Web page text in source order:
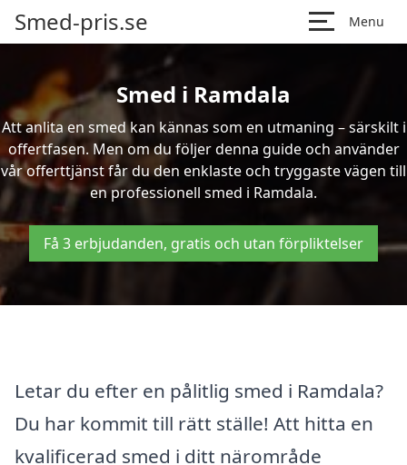
Smed-pris.se Menu
Smed i Ramdala
Att anlita en smed kan kännas som en utmaning – särskilt i
offertfasen. Men om du följer denna guide och använder
vår offerttjänst får du den enklaste och tryggaste vägen till
en professionell smed i Ramdala.
Få 3 erbjudanden, gratis och utan förpliktelser
Letar du efter en pålitlig smed i Ramdala?
Du har kommit till rätt ställe! Att hitta en
kvalificerad smed i ditt närområde